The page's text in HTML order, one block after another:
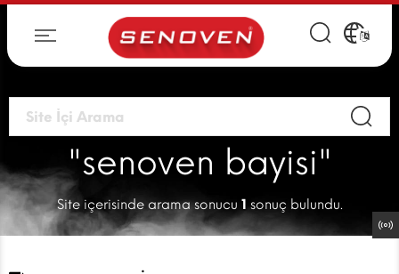
"senoven bayisi"
Site içerisinde arama sonucu 1 sonuç bulundu.